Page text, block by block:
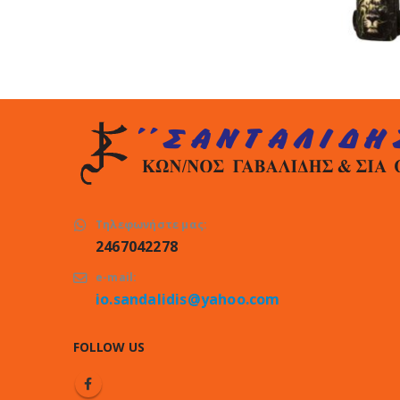
Τηλεφωνήστε μας:
2467042278
e-mail:
io.sandalidis@yahoo.com
FOLLOW US